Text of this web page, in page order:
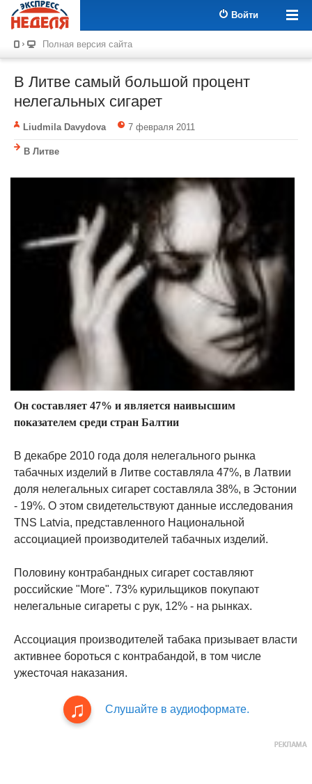
Войти
Полная версия сайта
В Литве самый большой процент
нелегальных сигарет
Liudmila Davydova 7 февраля 2011
В Литве
Он составляет 47% и является наивысшим
показателем среди стран Балтии
В декабре 2010 года доля нелегального рынка
табачных изделий в Литве составляла 47%, в Латвии
доля нелегальных сигарет составляла 38%, в Эстонии
- 19%. О этом свидетельствуют данные исследования
TNS Latvia, представленного Национальной
ассоциацией производителей табачных изделий.
Половину контрабандных сигарет составляют
российские "More". 73% курильщиков покупают
нелегальные сигареты с рук, 12% - на рынках.
Ассоциация производителей табака призывает власти
активнее бороться с контрабандой, в том числе
ужесточая наказания.
Слушайте в аудиоформате.